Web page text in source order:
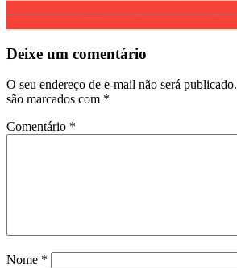
Deixe um comentário
O seu endereço de e-mail não será publicado.
são marcados com *
Comentário *
Nome *